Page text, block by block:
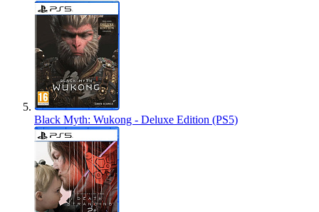
Black Myth: Wukong - Deluxe Edition (PS5)